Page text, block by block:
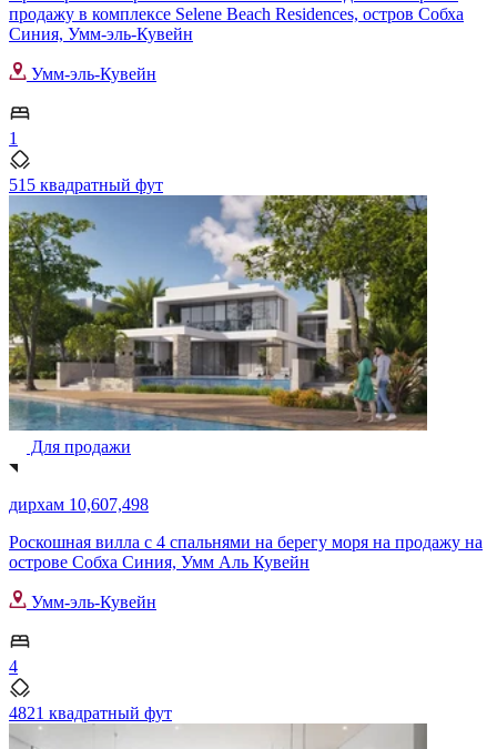
продажу в комплексе Selene Beach Residences, остров Собха
Синия, Умм-эль-Кувейн
Умм-эль-Кувейн
1
515 квадратный фут
Для продажи
дирхам 10,607,498
Роскошная вилла с 4 спальнями на берегу моря на продажу на
острове Собха Синия, Умм Аль Кувейн
Умм-эль-Кувейн
4
4821 квадратный фут